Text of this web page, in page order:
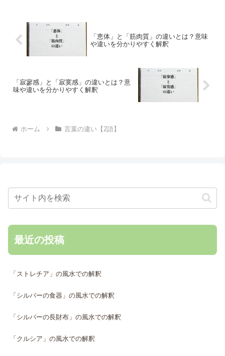
「恵体」と「筋肉質」の違いとは？意味
や違いを分かりやすく解釈
「寂寥感」と「寂寞感」の違いとは？意
味や違いを分かりやすく解釈
ホーム 言葉の違い【2語】
最近の投稿
「ストレチア」の風水での解釈
「シルバーの食器」の風水での解釈
「シルバーの長財布」の風水での解釈
「クルシア」の風水での解釈